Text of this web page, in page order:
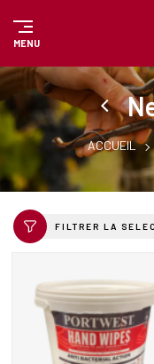
MENU
ACCUEIL
FILTRER LA
Panneau de gestion des